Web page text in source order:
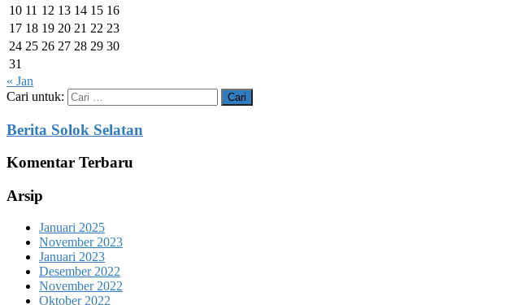
10 11 12 13 14 15 16
17 18 19 20 21 22 23
24 25 26 27 28 29 30
31
« Jan
Cari untuk:
Berita Solok Selatan
Komentar Terbaru
Arsip
Januari 2025
November 2023
Januari 2023
Desember 2022
November 2022
Oktober 2022